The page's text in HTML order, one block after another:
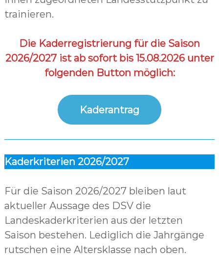
trainieren.
Die Kaderregistrierung für die Saison
2026/2027 ist ab sofort bis 15.08.2026 unter
folgenden Button möglich:
Kaderantrag
Kaderkriterien 2026/2027
Für die Saison 2026/2027 bleiben laut
aktueller Aussage des DSV die
Landeskaderkriterien aus der letzten
Saison bestehen. Lediglich die Jahrgänge
rutschen eine Altersklasse nach oben.